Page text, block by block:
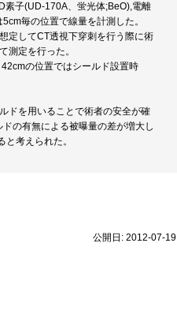
素子(UD-170A、蛍光体;BeO),電離
毎の位置で線量を計測した。
定してCT透視下穿刺を行う際に術
測定を行った。
の位置ではシールド設置時
ドを用いることで術者の安全が確
の有無による被曝量の差が増大し
考えられた。
公開日: 2012-07-19